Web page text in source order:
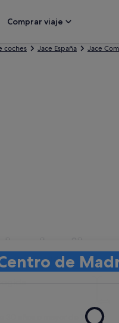
Comprar viaje
coches Jace España Jace
de
de Madrid
30 años o mayor de 70